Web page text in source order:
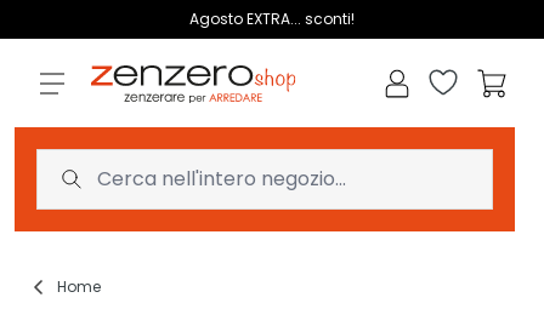
Agosto EXTRA... sconti!
Lista dei
Home